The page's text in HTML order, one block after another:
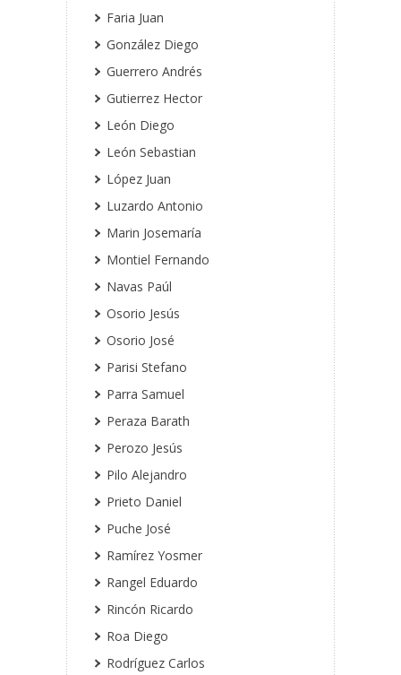
Faria Juan
González Diego
Guerrero Andrés
Gutierrez Hector
León Diego
León Sebastian
López Juan
Luzardo Antonio
Marin Josemaría
Montiel Fernando
Navas Paúl
Osorio Jesús
Osorio José
Parisi Stefano
Parra Samuel
Peraza Barath
Perozo Jesús
Pilo Alejandro
Prieto Daniel
Puche José
Ramírez Yosmer
Rangel Eduardo
Rincón Ricardo
Roa Diego
Rodríguez Carlos